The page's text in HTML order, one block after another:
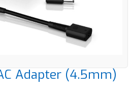
Adapter (4.5mm)